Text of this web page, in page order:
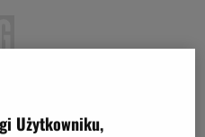
Użytkowniku,